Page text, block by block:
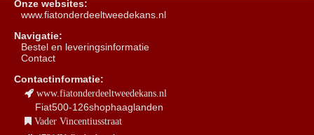
Onze websites:
www.fiatonderdeeltweedekans.nl
Navigatie:
Bestel en leveringsinformatie
Contact
Contactinformatie:
www.fiatonderdeeltweedekans.nl
Fiat500-126shophaaglanden
Vader Vincentiusstraat